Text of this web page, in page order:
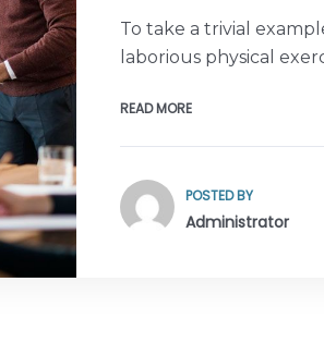
To take a trivial
laborious physical
READ MORE
POSTED BY
Administrator